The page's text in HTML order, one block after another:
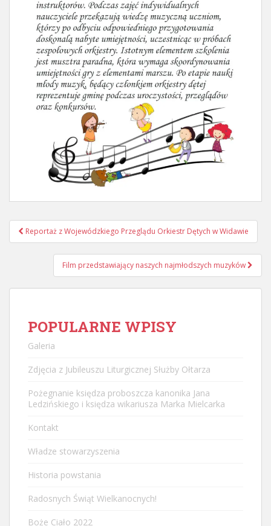
Nawigacja
postu
Reportaż z Wojewódzkiego Przeglądu Orkiestr Dętych w Widawie
Film przedstawiający naszych najmłodszych muzyków
POPULARNE WPISY
Galeria
Zdjęcia z Jubileuszu Liturgicznej Służby Ołtarza
Pożegnanie księdza proboszcza kanonika Jana
Ledzińskiego i księdza wikariusza Marka Mielcarka
Kontakt
Władze stowarzyszenia
Historia powstania
Radosnych Świąt Wielkanocnych!
Boże Ciało 2022